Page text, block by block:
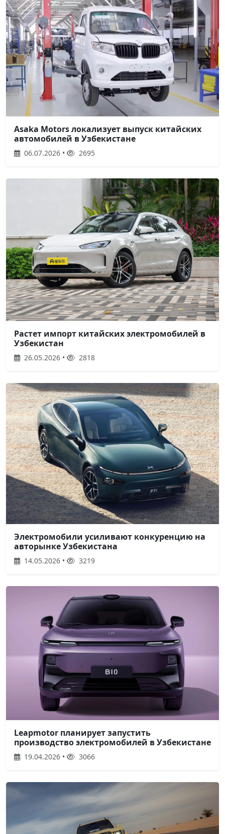
Asaka Motors локализует выпуск китайских
автомобилей в Узбекистане
06.07.2026 • 2695
Растет импорт китайских электромобилей в
Узбекистан
26.05.2026 • 2818
Электромобили усиливают конкуренцию на
авторынке Узбекистана
14.05.2026 • 3219
Leapmotor планирует запустить
производство электромобилей в Узбекистане
19.04.2026 • 3066